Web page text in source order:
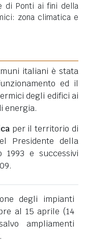
di Ponti ai fini della
zona climatica e
italiani è stata
ed il
degli edifici ai
energia.
per il territorio di
Presidente della
1993 e successivi
degli impianti
al 15 aprile (14
ampliamenti